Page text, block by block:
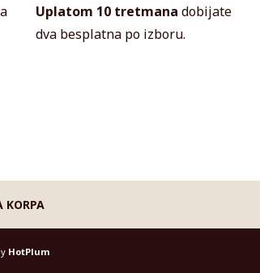
Uplatom 10 tretmana dobijate
dva besplatna po izboru.
KORPA
HotPlum